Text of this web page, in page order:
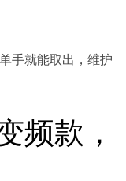
单手就能取出，维护
频款，